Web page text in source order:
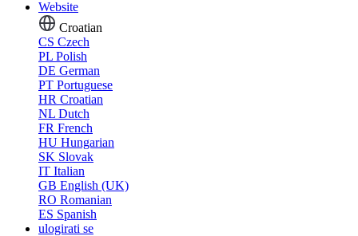
Website
Croatian
CS Czech
PL Polish
DE German
PT Portuguese
HR Croatian
NL Dutch
FR French
HU Hungarian
SK Slovak
IT Italian
GB English (UK)
RO Romanian
ES Spanish
ulogirati se